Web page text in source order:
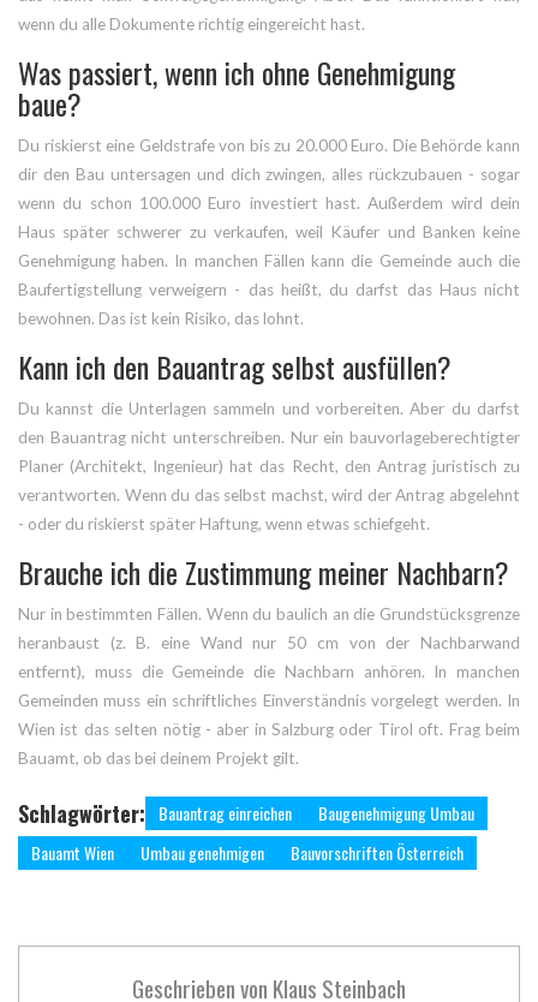
wenn du alle Dokumente richtig eingereicht hast.
Was passiert, wenn ich ohne Genehmigung
baue?
Du riskierst eine Geldstrafe von bis zu 20.000 Euro. Die Behörde kann
dir den Bau untersagen und dich zwingen, alles rückzubauen - sogar
wenn du schon 100.000 Euro investiert hast. Außerdem wird dein
Haus später schwerer zu verkaufen, weil Käufer und Banken keine
Genehmigung haben. In manchen Fällen kann die Gemeinde auch die
Baufertigstellung verweigern - das heißt, du darfst das Haus nicht
bewohnen. Das ist kein Risiko, das lohnt.
Kann ich den Bauantrag selbst ausfüllen?
Du kannst die Unterlagen sammeln und vorbereiten. Aber du darfst
den Bauantrag nicht unterschreiben. Nur ein bauvorlageberechtigter
Planer (Architekt, Ingenieur) hat das Recht, den Antrag juristisch zu
verantworten. Wenn du das selbst machst, wird der Antrag abgelehnt
- oder du riskierst später Haftung, wenn etwas schiefgeht.
Brauche ich die Zustimmung meiner Nachbarn?
Nur in bestimmten Fällen. Wenn du baulich an die Grundstücksgrenze
heranbaust (z. B. eine Wand nur 50 cm von der Nachbarwand
entfernt), muss die Gemeinde die Nachbarn anhören. In manchen
Gemeinden muss ein schriftliches Einverständnis vorgelegt werden. In
Wien ist das selten nötig - aber in Salzburg oder Tirol oft. Frag beim
Bauamt, ob das bei deinem Projekt gilt.
Schlagwörter: Bauantrag einreichen
Baugenehmigung Umbau
Bauamt Wien
Umbau genehmigen Bauvorschriften Österreich
Geschrieben von Klaus Steinbach